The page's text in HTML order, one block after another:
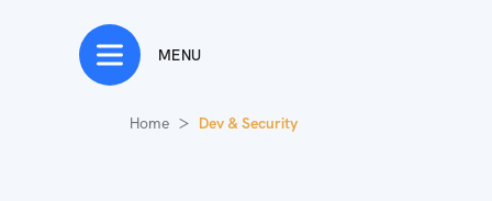
MENU
Home Dev & Security